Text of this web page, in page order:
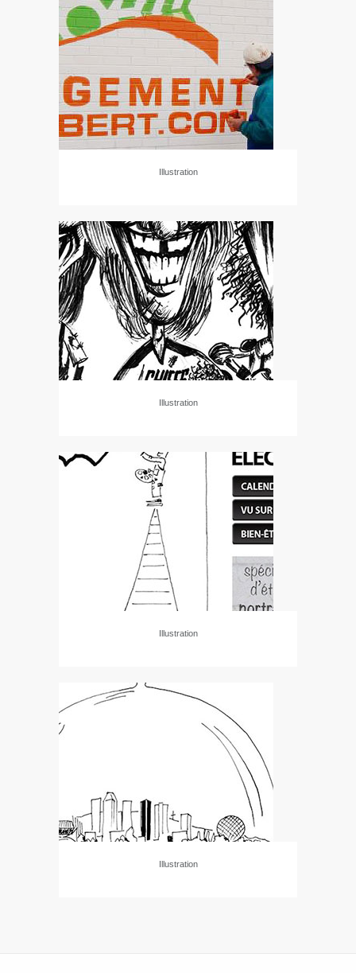
Illustration
Illustration
Illustration
Illustration